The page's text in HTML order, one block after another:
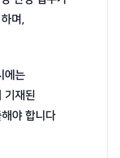
며,
에는
기재된
야 합니다